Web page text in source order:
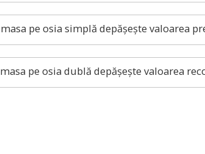
masa pe osia simplă depăşeşte valoarea
masa pe osia dublă depăşeşte valoarea